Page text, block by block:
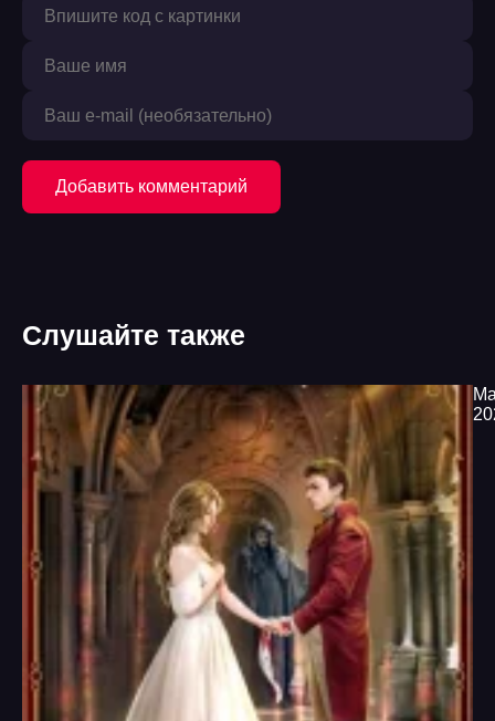
19
20
21
22
23
Добавить комментарий
Слушайте также